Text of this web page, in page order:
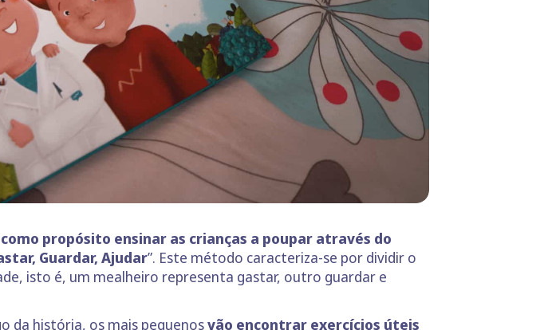
propósito ensinar as crianças a poupar através do
Guardar, Ajudar”. Este método caracteriza-se por dividir o
isto é, um mealheiro representa gastar, outro guardar e
da história, os mais pequenosvão encontrar exercícios úteis